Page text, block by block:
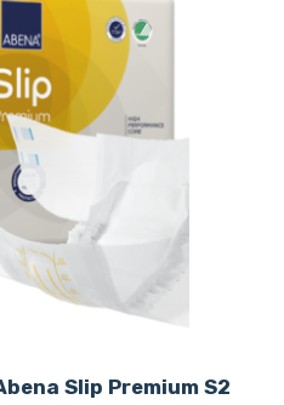
Slip Premium S2